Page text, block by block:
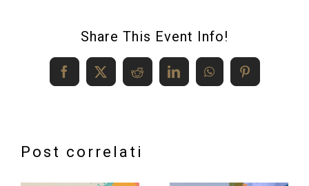
Share This Event Info!
Facebook
X RedditLinkedInWhatsAppPinterest
Post correlati